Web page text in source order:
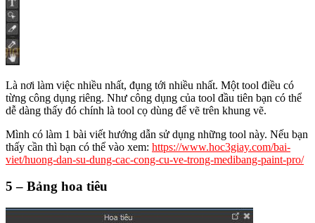
Là nơi làm việc nhiều nhất, đụng tới nhiều nhất. Một tool điều có
từng công dụng riêng. Như công dụng của tool đầu tiên bạn có thể
dễ dàng thấy đó chính là tool cọ dùng để vẽ trên khung vẽ.
Mình có làm 1 bài viết hướng dẫn sử dụng những tool này. Nếu bạn
thấy cần thì bạn có thể vào xem: https://www.hoc3giay.com/bai-
viet/huong-dan-su-dung-cac-cong-cu-ve-trong-medibang-paint-pro/
5 – Bảng hoa tiêu